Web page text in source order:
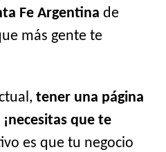
Fe Argentina de
más gente te
tener una página
que te
es que tu negocio